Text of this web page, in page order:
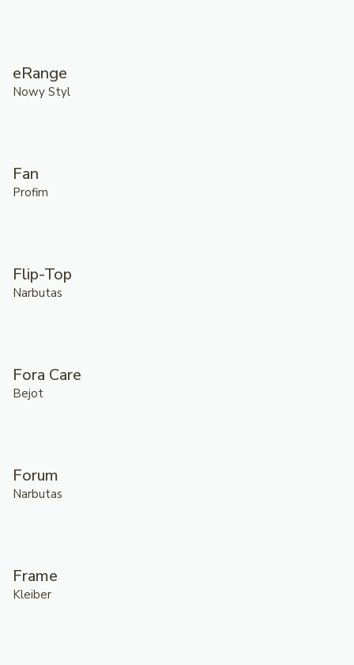
eRange
Nowy Styl
Fan
Profim
Flip-Top
Narbutas
Fora Care
Bejot
Forum
Narbutas
Frame
Kleiber